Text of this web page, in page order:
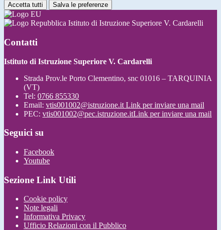
Accetta tutti Salva le preferenze
Istituto di Istruzione Superiore V. Cardarelli
Contatti
Istituto di Istruzione Superiore V. Cardarelli
Strada Prov.le Porto Clementino, snc 01016 – TARQUINIA
(VT)
Tel: 0766 855330
Email: vtis001002@istruzione.it Link per inviare una mail
PEC: vtis001002@pec.istruzione.itLink per inviare una mail
Seguici su
Facebook
Youtube
Sezione Link Utili
Cookie policy
Note legali
Informativa Privacy
Ufficio Relazioni con il Pubblico